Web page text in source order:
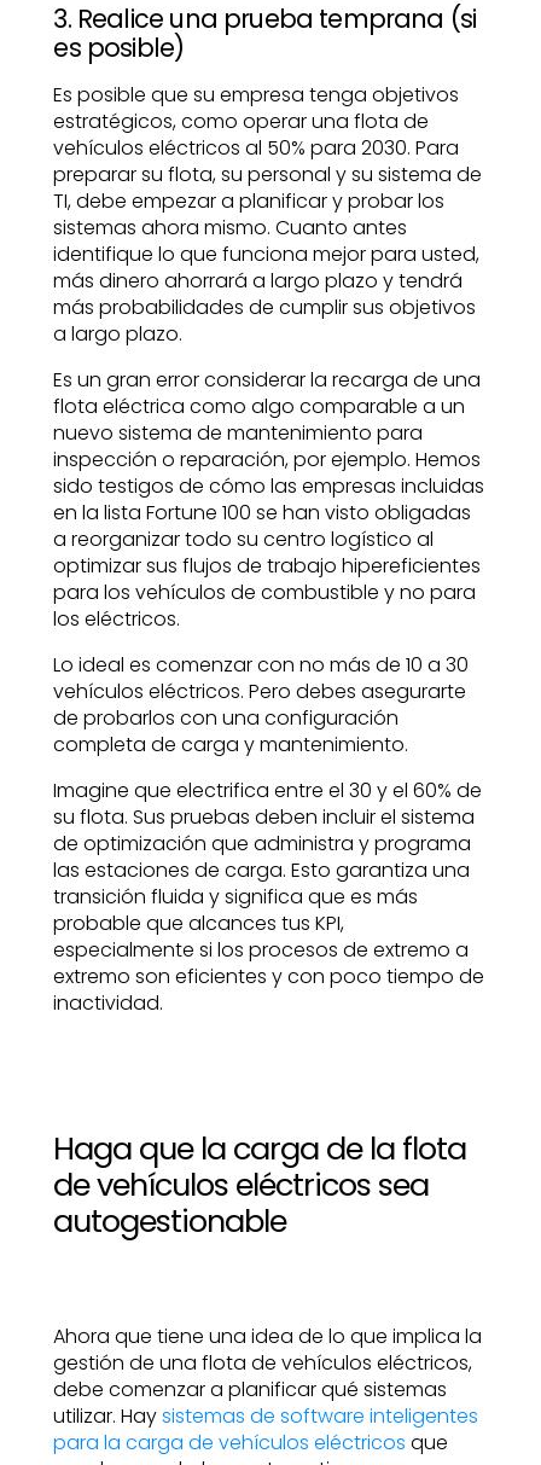
3. Realice una prueba temprana (si
es posible)
Es posible que su empresa tenga objetivos
estratégicos, como operar una flota de
vehículos eléctricos al 50% para 2030. Para
preparar su flota, su personal y su sistema de
TI, debe empezar a planificar y probar los
sistemas ahora mismo. Cuanto antes
identifique lo que funciona mejor para usted,
más dinero ahorrará a largo plazo y tendrá
más probabilidades de cumplir sus objetivos
a largo plazo.
Es un gran error considerar la recarga de una
flota eléctrica como algo comparable a un
nuevo sistema de mantenimiento para
inspección o reparación, por ejemplo. Hemos
sido testigos de cómo las empresas incluidas
en la lista Fortune 100 se han visto obligadas
a reorganizar todo su centro logístico al
optimizar sus flujos de trabajo hipereficientes
para los vehículos de combustible y no para
los eléctricos.
Lo ideal es comenzar con no más de 10 a 30
vehículos eléctricos. Pero debes asegurarte
de probarlos con una configuración
completa de carga y mantenimiento.
Imagine que electrifica entre el 30 y el 60% de
su flota. Sus pruebas deben incluir el sistema
de optimización que administra y programa
las estaciones de carga. Esto garantiza una
transición fluida y significa que es más
probable que alcances tus KPI,
especialmente si los procesos de extremo a
extremo son eficientes y con poco tiempo de
inactividad.
Haga que la carga de la flota
de vehículos eléctricos sea
autogestionable
Ahora que tiene una idea de lo que implica la
gestión de una flota de vehículos eléctricos,
debe comenzar a planificar qué sistemas
utilizar. Haysistemas de software inteligentes
para la carga de vehículos eléctricos que